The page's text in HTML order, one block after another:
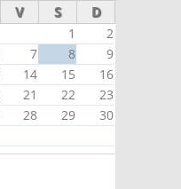
V S D
1
2
7 8
9
14 15
16
21 22
23
28 29
30